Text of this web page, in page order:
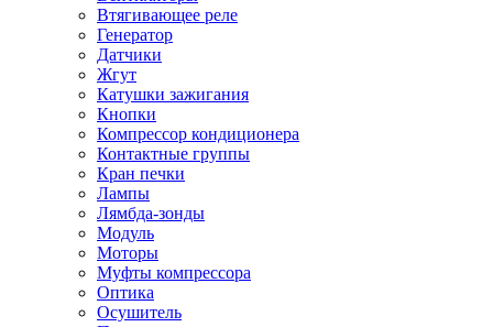
Втягивающее реле
Генератор
Датчики
Жгут
Катушки зажигания
Кнопки
Компрессор кондиционера
Контактные группы
Кран печки
Лампы
Лямбда-зонды
Модуль
Моторы
Муфты компрессора
Оптика
Осушитель